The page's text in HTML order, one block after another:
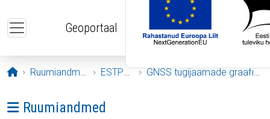
Geoportaal
Avaleht
Ruumiandmed ESTPOS GNSS tugijaamade graafikud
Ava menüü: Ruumiandmed
Ruumiandmed